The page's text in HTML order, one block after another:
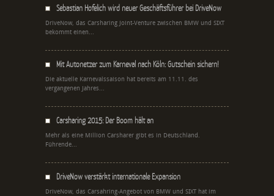
Sebastian Hofelich wird neuer Geschäftsführer bei DriveNow
DriveNow, das Carsharing Joint-Venture zwischen BMW und SIXT
bekommt einen...
Mit Autonetzer zum Karneval nach Köln: Gutschein sichern!
Die aktuelle Karnevalssaison hat bereits am 11.11. des
vergangenen Jahres...
Carsharing 2015: Der Boom hält an
Mehr als eine Million Carsharer gibt es in Deutschland.
Führende...
DriveNow verstärkt internationale Expansion
DriveNow, das Carsahring-Angebot von BMW und SIXT hat im